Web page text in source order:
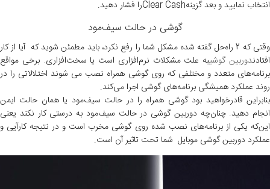
انتخاب نمایید و بعد گزینهClear Cashرا فشار دهید.
گوشی در حالت سیف‌مود
وقتی که 2 راه‌حل گفته شده مشکل شما را رفع نکرد، باید مطمئن شوید که آیا از کار
افتادندوربین گوشیبه علت مشکلات نرم‌افزاری است یا سخت‌افزاری. برخی مواقع
برنامه‌های متعدد و مختلفی که روی گوشی همراه نصب می شوند اختلالاتی را در
روند عملکرد همیشگی برنامه‌های گوشی اجرا می‌کند.
بنابراین قادرخواهید بود گوشی همراه را در حالت سیف‌مود یا همان حالت ایمن
انجام دهید. چنان‌چه دوربین گوشی در حالت سیف‌مود به درستی کار نکند یعنی
این‌که یکی از برنامه‌های نصب شده روی گوشی مخرب است و در نتیجه کارآیی و
عملکرد دوربین گوشی موبایل شما تحت تاثیر آن است.